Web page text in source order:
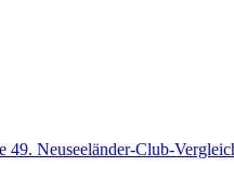
Neuseeländer-Club-